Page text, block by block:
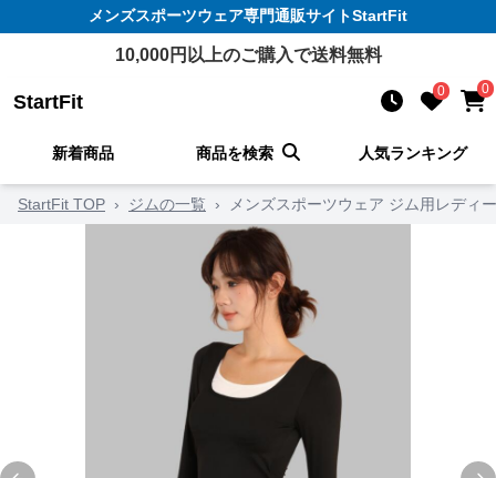
メンズスポーツウェア専門通販サイトStartFit
10,000円以上のご購入で送料無料
StartFit 0 0
新着商品 商品を検索 人気ランキング
StartFit TOP › ジムの一覧 › メンズスポーツウェア ジム用レディ